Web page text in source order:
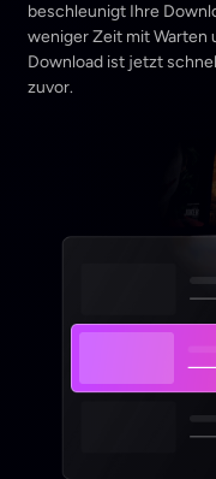
beschleunigt Ihre
weniger Zeit mit Warten
Download ist jetzt
zuvor.